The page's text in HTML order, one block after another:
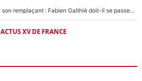
Le XV de France a trouvé son remplaçant : Fabien Galthié doit-il se passer d'Antoine Dupont ?
ACTUS XV DE FRANCE